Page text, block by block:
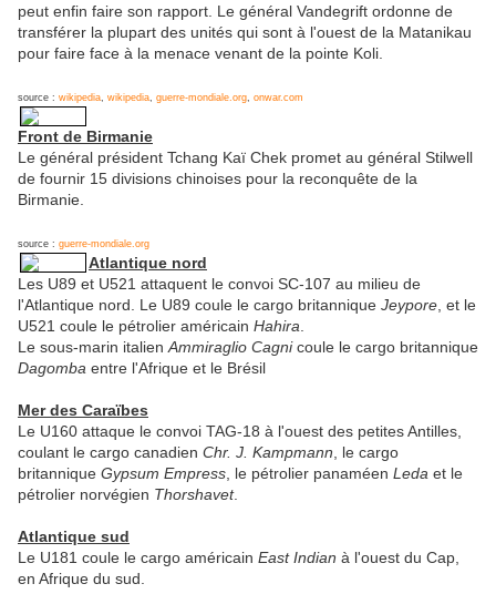
peut enfin faire son rapport. Le général Vandegrift ordonne de
transférer la plupart des unités qui sont à l'ouest de la Matanikau
pour faire face à la menace venant de la pointe Koli.
source : wikipedia wikipedia guerre-mondiale.org onwar.com
Front de Birmanie
Le général président Tchang Kaï Chek promet au général Stilwell
de fournir 15 divisions chinoises pour la reconquête de la
Birmanie.
source : guerre-mondiale.org
Atlantique nord
Les U89 et U521 attaquent le convoi SC-107 au milieu de
l'Atlantique nord. Le U89 coule le cargo britannique Jeypore , et le
U521 coule le pétrolier américain Hahira
Le sous-marin italien Ammiraglio Cagnicoule le cargo britannique
Dagomba entre l'Afrique et le Brésil
Mer des Caraïbes
Le U160 attaque le convoi TAG-18 à l'ouest des petites Antilles,
coulant le cargo canadien Chr. J. Kampmann , le cargo
britannique Gypsum Empress , le pétrolier panaméen Leda et le
pétrolier norvégien Thorshavet.
Atlantique sud
Le U181 coule le cargo américain East Indian à l'ouest du Cap,
en Afrique du sud.